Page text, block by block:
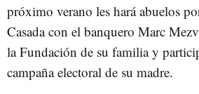
próximo verano les hará abuelos
Casada con el banquero Marc
la Fundación de su familia y
campaña electoral de su madre.